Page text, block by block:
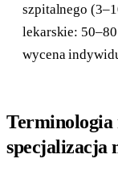
szpitalnego
lekarskie:
wycena
Terminologia
specjalizacja